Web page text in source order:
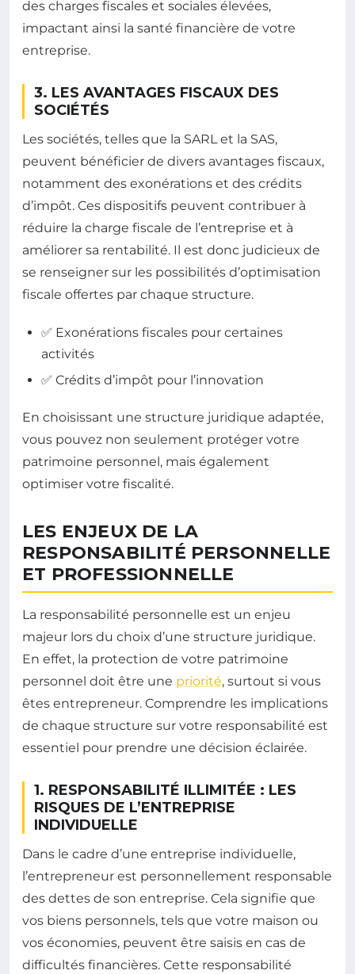
des charges fiscales et sociales élevées,
impactant ainsi la santé financière de votre
entreprise.
3. LES AVANTAGES FISCAUX DES
SOCIÉTÉS
Les sociétés, telles que la SARL et la SAS,
peuvent bénéficier de divers avantages fiscaux,
notamment des exonérations et des crédits
d’impôt. Ces dispositifs peuvent contribuer à
réduire la charge fiscale de l’entreprise et à
améliorer sa rentabilité. Il est donc judicieux de
se renseigner sur les possibilités d’optimisation
fiscale offertes par chaque structure.
✅ Exonérations fiscales pour certaines
activités
✅ Crédits d’impôt pour l’innovation
En choisissant une structure juridique adaptée,
vous pouvez non seulement protéger votre
patrimoine personnel, mais également
optimiser votre fiscalité.
LES ENJEUX DE LA
RESPONSABILITÉ PERSONNELLE
ET PROFESSIONNELLE
La responsabilité personnelle est un enjeu
majeur lors du choix d’une structure juridique.
En effet, la protection de votre patrimoine
personnel doit être une priorité, surtout si vous
êtes entrepreneur. Comprendre les implications
de chaque structure sur votre responsabilité est
essentiel pour prendre une décision éclairée.
1. RESPONSABILITÉ ILLIMITÉE : LES
RISQUES DE L’ENTREPRISE
INDIVIDUELLE
Dans le cadre d’une entreprise individuelle,
l’entrepreneur est personnellement responsable
des dettes de son entreprise. Cela signifie que
vos biens personnels, tels que votre maison ou
vos économies, peuvent être saisis en cas de
difficultés financières. Cette responsabilité